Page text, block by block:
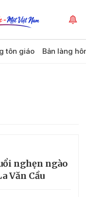
tôn giáo Bản làng
nghẹn ngào
Văn Cầu